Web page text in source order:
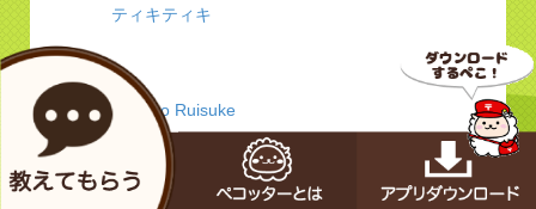
ティキティキ
wine no Ruisuke